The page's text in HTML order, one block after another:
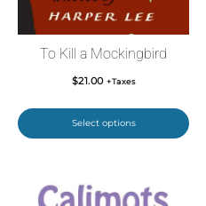
To Kill a Mockingbird
$21.00 +Taxes
Select options